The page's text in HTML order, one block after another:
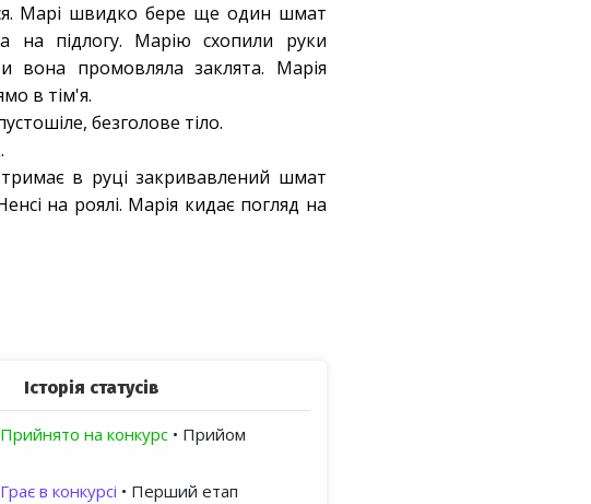
Марі швидко бере ще один шмат
на підлогу. Марію схопили руки
вона промовляла заклята. Марія
в тім'я.
безголове тіло.
в руці закривавлений шмат
на роялі. Марія кидає погляд на
Історія статусів
Прийнято на конкурс• Прийом
Грає в конкурсі • Перший етап